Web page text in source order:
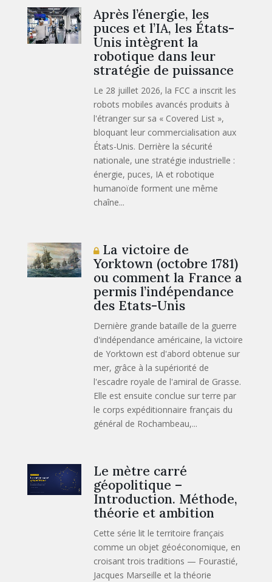
Après l’énergie, les
puces et l’IA, les États-
Unis intègrent la
robotique dans leur
stratégie de puissance
Le 28 juillet 2026, la FCC a inscrit les
robots mobiles avancés produits à
l'étranger sur sa « Covered List »,
bloquant leur commercialisation aux
États-Unis. Derrière la sécurité
nationale, une stratégie industrielle :
énergie, puces, IA et robotique
humanoïde forment une même
chaîne...
La victoire de
Yorktown (octobre 1781)
ou comment la France a
permis l’indépendance
des Etats-Unis
Dernière grande bataille de la guerre
d'indépendance américaine, la victoire
de Yorktown est d'abord obtenue sur
mer, grâce à la supériorité de
l'escadre royale de l'amiral de Grasse.
Elle est ensuite conclue sur terre par
le corps expéditionnaire français du
général de Rochambeau,...
Le mètre carré
géopolitique –
Introduction. Méthode,
théorie et ambition
Cette série lit le territoire français
comme un objet géoéconomique, en
croisant trois traditions — Fourastié,
Jacques Marseille et la théorie